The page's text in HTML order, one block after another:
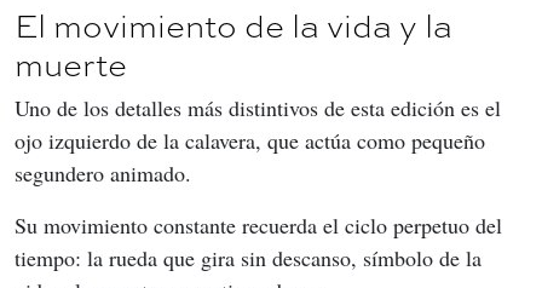
El movimiento de la vida y la
muerte
Uno de los detalles más distintivos de esta edición es el
ojo izquierdo de la calavera, que actúa como pequeño
segundero animado.
Su movimiento constante recuerda el ciclo perpetuo del
tiempo: la rueda que gira sin descanso, símbolo de la